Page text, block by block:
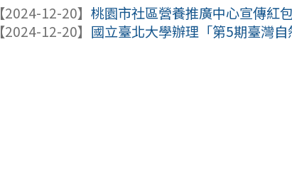
【2024-12-20】桃園市社區營養推廣中心宣傳紅
【2024-12-20】 國立臺北大學辦理「第5期臺灣